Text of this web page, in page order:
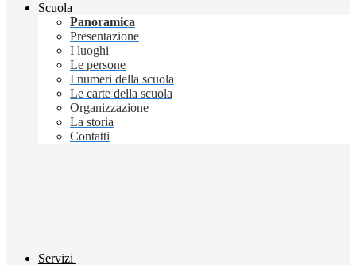
Scuola
Panoramica
Presentazione
I luoghi
Le persone
I numeri della scuola
Le carte della scuola
Organizzazione
La storia
Contatti
Servizi